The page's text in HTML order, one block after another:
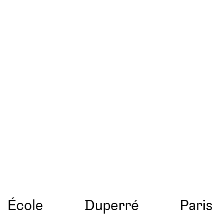
École Duperré Paris